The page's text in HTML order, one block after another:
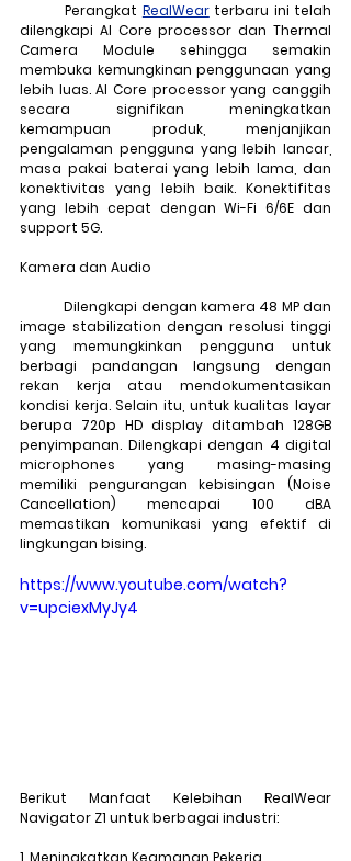
	Perangkat
RealWear terbaru ini telah
dilengkapi AI Core processor dan Thermal
Camera Module sehingga semakin
membuka kemungkinan penggunaan yang
lebih luas. AI Core processor yang canggih
secara signifikan meningkatkan
kemampuan produk, menjanjikan
pengalaman pengguna yang lebih lancar,
masa pakai baterai yang lebih lama, dan
konektivitas yang lebih baik. Konektifitas
yang lebih cepat dengan Wi-Fi 6/6E dan
support 5G.
Kamera dan Audio
image stabilization dengan resolusi tinggi
yang memungkinkan pengguna untuk
berbagi pandangan langsung dengan
rekan kerja atau mendokumentasikan
kondisi kerja. Selain itu, untuk kualitas layar
berupa 720p HD display ditambah 128GB
penyimpanan. Dilengkapi dengan 4 digital
microphones yang masing-masing
memiliki pengurangan kebisingan (Noise
Cancellation) mencapai 100 dBA
memastikan komunikasi yang efektif di
lingkungan bising.
https://www.youtube.com/watch?
v=upciexMyJy4
Berikut Manfaat Kelebihan RealWear
Navigator Z1 untuk berbagai industri:
1. Meningkatkan Keamanan Pekerja